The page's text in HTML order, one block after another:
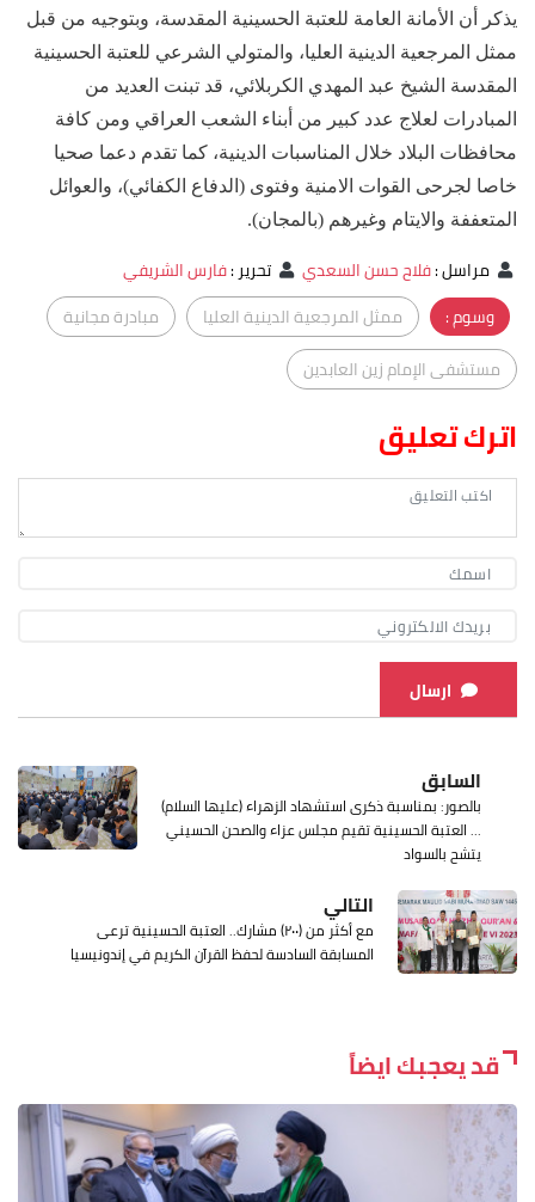
يذكر أن الأمانة العامة للعتبة الحسينية المقدسة، وبتوجيه من قبل
ممثل المرجعية الدينية العليا، والمتولي الشرعي للعتبة الحسينية
المقدسة الشيخ عبد المهدي الكربلائي، قد تبنت العديد من
المبادرات لعلاج عدد كبير من أبناء الشعب العراقي ومن كافة
محافظات البلاد خلال المناسبات الدينية، كما تقدم دعما صحيا
خاصا لجرحى القوات الامنية وفتوى (الدفاع الكفائي)، والعوائل
المتعففة والايتام وغيرهم (بالمجان).
مراسل:فلاح حسن السعدي تحرير:فارس الشريفي
وسوم :
ممثل المرجعية الدينية العليا
مبادرة مجانية
مستشفى الإمام زين العابدين
اترك تعليق
ارسال
السابق
بالصور: بمناسبة ذكرى استشهاد الزهراء (عليها السلام)
... العتبة الحسينية تقيم مجلس عزاء والصحن الحسيني
يتشح بالسواد
التالي
مع أكثر من (٢٠٠) مشارك.. العتبة الحسينية ترعى
المسابقة السادسة لحفظ القرآن الكريم في إندونيسيا
قد يعجبك ايضاً